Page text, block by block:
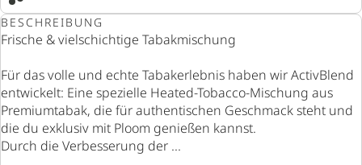
BESCHREIBUNG
Frische & vielschichtige Tabakmischung
Für das volle und echte Tabakerlebnis haben wir ActivBlend
entwickelt: Eine spezielle Heated-Tobacco-Mischung aus
Premiumtabak, die für authentischen Geschmack steht und
die du exklusiv mit Ploom genießen kannst.
Durch die Verbesserung der ...